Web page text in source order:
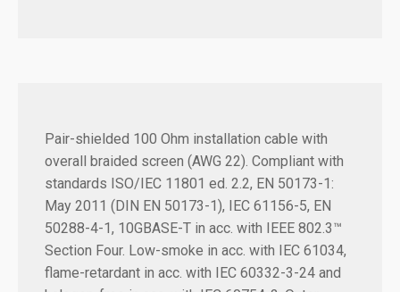
Pair-shielded 100 Ohm installation cable with
overall braided screen (AWG 22). Compliant with
standards ISO/IEC 11801 ed. 2.2, EN 50173-1:
May 2011 (DIN EN 50173-1), IEC 61156-5, EN
50288-4-1, 10GBASE-T in acc. with IEEE 802.3™
Section Four. Low-smoke in acc. with IEC 61034,
flame-retardant in acc. with IEC 60332-3-24 and